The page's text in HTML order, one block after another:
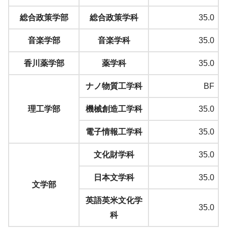
総合政策学部 総合政策学科 35.0
音楽学部 音楽学科 35.0
香川薬学部 薬学科 35.0
理工学部
ナノ物質工学科 BF
機械創造工学科 35.0
電子情報工学科 35.0
文学部
文化財学科 35.0
日本文学科 35.0
英語英米文化学
科
35.0